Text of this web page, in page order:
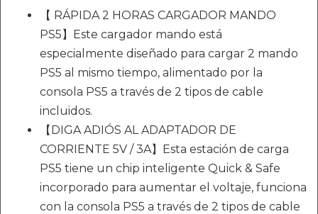
【 RÁPIDA 2 HORAS CARGADOR MANDO
PS5】Este cargador mando está
especialmente diseñado para cargar 2 mando
PS5 al mismo tiempo, alimentado por la
consola PS5 a través de 2 tipos de cable
incluidos.
【DIGA ADIÓS AL ADAPTADOR DE
CORRIENTE 5V / 3A】Esta estación de carga
PS5 tiene un chip inteligente Quick & Safe
incorporado para aumentar el voltaje, funciona
con la consola PS5 a través de 2 tipos de cable